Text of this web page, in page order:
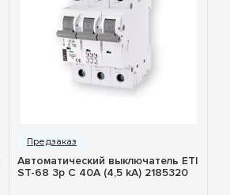
Автоматический выключатель ETI
ST-68 3p C 40А (4,5 kA) 2185320